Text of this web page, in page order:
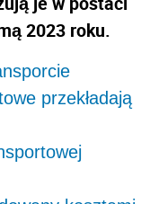
2023 roku.
przekładają